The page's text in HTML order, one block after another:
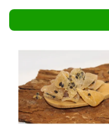
Nejlevnější
Nejdražší
Abecedně